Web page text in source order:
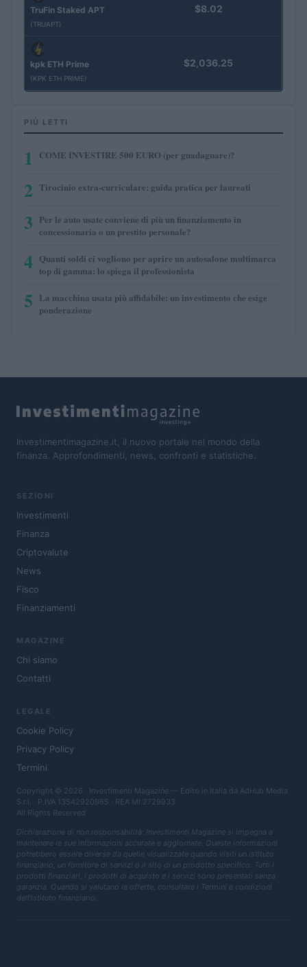
TruFin Staked APT
(TRUAPT)
$8.02
kpk ETH Prime
(KPK ETH PRIME)
$2,036.25
PIÙ LETTI
1 COME INVESTIRE 500 EURO (per guadagnare)?
2 Tirocinio extra-curriculare: guida pratica per laureati
3 Per le auto usate conviene di più un finanziamento in
concessionaria o un prestito personale?
4 Quanti soldi ci vogliono per aprire un autosalone multimarca
top di gamma: lo spiega il professionista
5 La macchina usata più affidabile: un investimento che esige
ponderazione
Investimentimagazine.it, il nuovo portale nel mondo della
finanza. Approfondimenti, news, confronti e statistiche.
SEZIONI
Investimenti
Finanza
Criptovalute
News
Fisco
Finanziamenti
MAGAZINE
Chi siamo
Contatti
LEGALE
Cookie Policy
Privacy Policy
Termini
Copyright © 2026 · Investimenti Magazine — Edito in Italia da AdHub Media
S.r.l. · P.IVA 13542920965 · REA MI 2729933
All Rights Reserved
Dichiarazione di non responsabilità: Investimenti Magazine si impegna a
mantenere le sue informazioni accurate e aggiornate. Queste informazioni
potrebbero essere diverse da quelle visualizzate quando visiti un istituto
finanziario, un fornitore di servizi o il sito di un prodotto specifico. Tutti i
prodotti finanziari, i prodotti di acquisto e i servizi sono presentati senza
garanzia. Quando si valutano le offerte, consultare i Termini e condizioni
dell'istituto finanziario.